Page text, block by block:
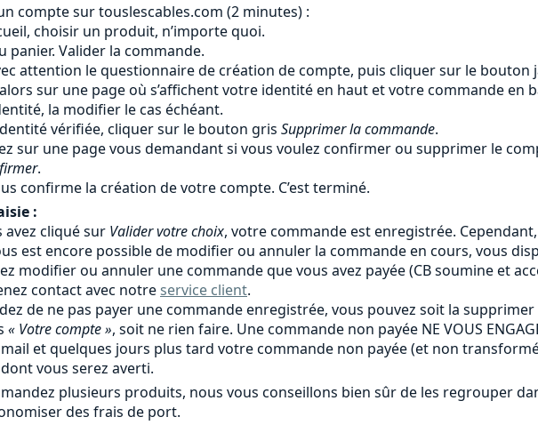
compte sur touslescables.com (2 minutes) :
choisir un produit, n’importe quoi.
panier. Valider la commande.
attention le questionnaire de création de compte, puis cliquer sur le bouton
sur une page où s’affichent votre identité en haut et votre commande en
la modifier le cas échéant.
vérifiée, cliquer sur le bouton gris Supprimer la commande.
sur une page vous demandant si vous voulez confirmer ou supprimer le
.
confirme la création de votre compte. C’est terminé.
:
avez cliqué sur Valider votre choix, votre commande est enregistrée.
est encore possible de modifier ou annuler la commande en cours, vous
modifier ou annuler une commande que vous avez payée (CB soumine et
contact avec notreservice client.
de ne pas payer une commande enregistrée, vous pouvez soit la
« Votre compte », soit ne rien faire. Une commande non payée NE VOUS
et quelques jours plus tard votre commande non payée (et non
vous serez averti.
plusieurs produits, nous vous conseillons bien sûr de les regrouper
des frais de port.